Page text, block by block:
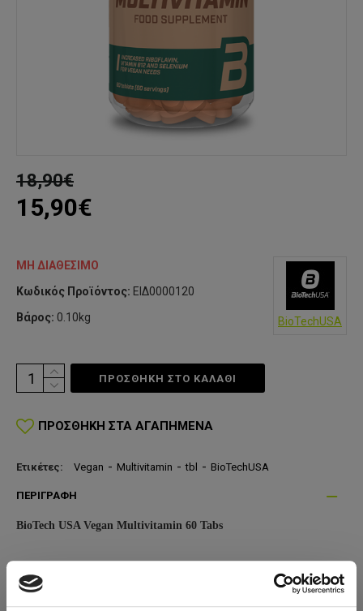
ΜΗ ΔΙΑΘΈΣΙΜΟ
Κωδικός Προϊόντος: ΕΙΔ0000120
Βάρος: 0.10kg BioTechUSA
15,90€
18,90€
ΠΡΟΣΘΗΚΗ ΣΤΟ ΚΑΛΆΘΙ
ΠΡΟΣΘΉΚΗ ΣΤΑ ΑΓΑΠΗΜΈΝΑ
Ετικέτες: Vegan - Multivitamin - tbl - BioTechUSA
ΠΕΡΙΓΡΑΦΉ
BioTech USA Vegan Multivitamin 60 Tabs
ΣΥΜΠΛΗΡΩΜΑΤΑ VEGAN FOOD, ΟΧΙ ΜΟΝΟ ΓΙΑ VEGANS